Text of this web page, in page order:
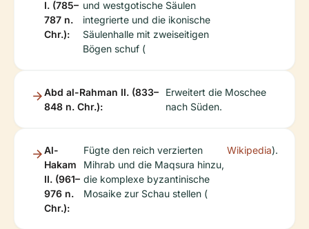
I. (785–
787 n.
Chr.):
und westgotische Säulen
integrierte und die ikonische
Säulenhalle mit zweiseitigen
Bögen schuf (
Abd al-Rahman II. (833–
848 n. Chr.):
Erweitert die Moschee
nach Süden.
Al-
Hakam
II. (961–
976 n.
Chr.):
Fügte den reich verzierten
Mihrab und die Maqsura hinzu,
die komplexe byzantinische
Mosaike zur Schau stellen (
Wikipedia).